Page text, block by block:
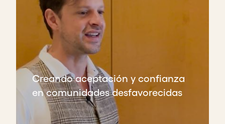
Creando aceptación y confianza
en comunidades desfavorecidas